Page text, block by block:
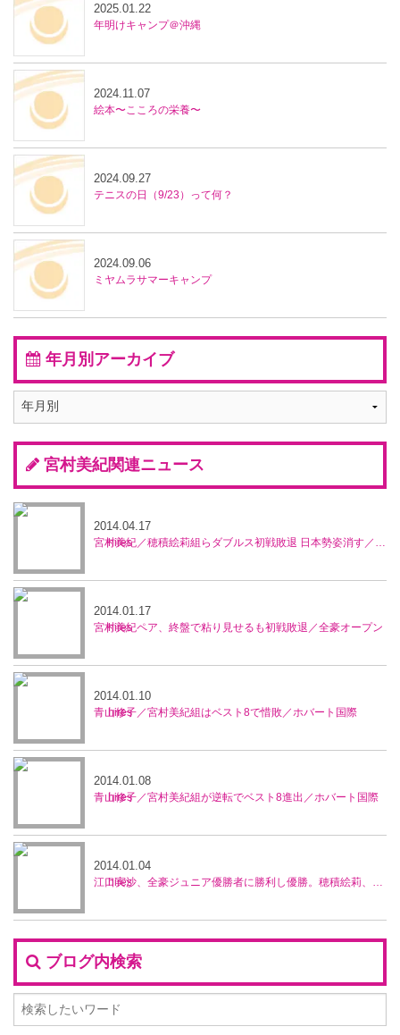
年明けキャンプ＠沖縄
2025.01.22
絵本〜こころの栄養〜
2024.11.07
テニスの日（9/23）って何？
2024.09.27
ミヤムラサマーキャンプ
2024.09.06
年月別アーカイブ
宮村美紀関連ニュース
宮村美紀／穂積絵莉組らダブルス初戦敗退 日本勢姿消す／マレーシア・オープン
2014.04.17
宮村美紀ペア、終盤で粘り見せるも初戦敗退／全豪オープン
2014.01.17
青山修子／宮村美紀組はベスト8で惜敗／ホバート国際
2014.01.10
青山修子／宮村美紀組が逆転でベスト8進出／ホバート国際
2014.01.08
江口実沙、全豪ジュニア優勝者に勝利し優勝。穂積絵莉、宮村美紀ペアが準優勝／ブルネイ5万ドル大会
2014.01.04
ブログ内検索